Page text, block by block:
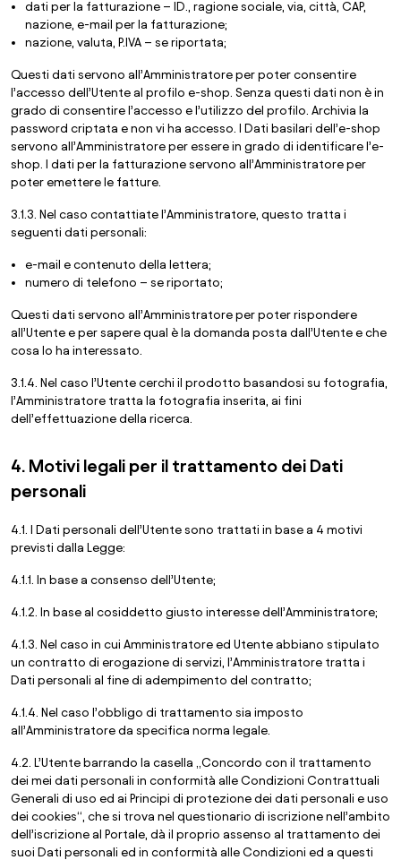
dati per la fatturazione – ID., ragione sociale, via, città, CAP,
nazione, e-mail per la fatturazione;
nazione, valuta, P.IVA – se riportata;
Questi dati servono all’Amministratore per poter consentire
l’accesso dell’Utente al profilo e-shop. Senza questi dati non è in
grado di consentire l’accesso e l’utilizzo del profilo. Archivia la
password criptata e non vi ha accesso. I Dati basilari dell’e-shop
servono all’Amministratore per essere in grado di identificare l’e-
shop. I dati per la fatturazione servono all’Amministratore per
poter emettere le fatture.
3.1.3. Nel caso contattiate l’Amministratore, questo tratta i
seguenti dati personali:
e-mail e contenuto della lettera;
numero di telefono – se riportato;
Questi dati servono all’Amministratore per poter rispondere
all’Utente e per sapere qual è la domanda posta dall’Utente e che
cosa lo ha interessato.
3.1.4. Nel caso l’Utente cerchi il prodotto basandosi su fotografia,
l’Amministratore tratta la fotografia inserita, ai fini
dell’effettuazione della ricerca.
4. Motivi legali per il trattamento dei Dati
personali
4.1. I Dati personali dell’Utente sono trattati in base a 4 motivi
previsti dalla Legge:
4.1.1. In base a consenso dell’Utente;
4.1.2. In base al cosiddetto giusto interesse dell’Amministratore;
4.1.3. Nel caso in cui Amministratore ed Utente abbiano stipulato
un contratto di erogazione di servizi, l’Amministratore tratta i
Dati personali al fine di adempimento del contratto;
4.1.4. Nel caso l’obbligo di trattamento sia imposto
all’Amministratore da specifica norma legale.
4.2. L’Utente barrando la casella „Concordo con il trattamento
dei mei dati personali in conformità alle Condizioni Contrattuali
Generali di uso ed ai Principi di protezione dei dati personali e uso
dei cookies“, che si trova nel questionario di iscrizione nell’ambito
dell’iscrizione al Portale, dà il proprio assenso al trattamento dei
suoi Dati personali ed in conformità alle Condizioni ed a questi